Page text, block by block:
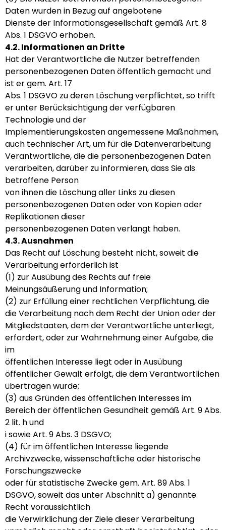
Daten wurden in Bezug auf angebotene
Dienste der Informationsgesellschaft gemäß Art. 8
Abs. 1 DSGVO erhoben.
4.2. Informationen an Dritte
Hat der Verantwortliche die Nutzer betreffenden
personenbezogenen Daten öffentlich gemacht und
ist er gem. Art. 17
Abs. 1 DSGVO zu deren Löschung verpflichtet, so trifft
er unter Berücksichtigung der verfügbaren
Technologie und der
Implementierungskosten angemessene Maßnahmen,
auch technischer Art, um für die Datenverarbeitung
Verantwortliche, die die personenbezogenen Daten
verarbeiten, darüber zu informieren, dass Sie als
betroffene Person
von ihnen die Löschung aller Links zu diesen
personenbezogenen Daten oder von Kopien oder
Replikationen dieser
personenbezogenen Daten verlangt haben.
4.3. Ausnahmen
Das Recht auf Löschung besteht nicht, soweit die
Verarbeitung erforderlich ist
(1) zur Ausübung des Rechts auf freie
Meinungsäußerung und Information;
(2) zur Erfüllung einer rechtlichen Verpflichtung, die
die Verarbeitung nach dem Recht der Union oder der
Mitgliedstaaten, dem der Verantwortliche unterliegt,
erfordert, oder zur Wahrnehmung einer Aufgabe, die
im
öffentlichen Interesse liegt oder in Ausübung
öffentlicher Gewalt erfolgt, die dem Verantwortlichen
übertragen wurde;
(3) aus Gründen des öffentlichen Interesses im
Bereich der öffentlichen Gesundheit gemäß Art. 9 Abs.
2 lit. h und
i sowie Art. 9 Abs. 3 DSGVO;
(4) für im öffentlichen Interesse liegende
Archivzwecke, wissenschaftliche oder historische
Forschungszwecke
oder für statistische Zwecke gem. Art. 89 Abs. 1
DSGVO, soweit das unter Abschnitt a) genannte
Recht voraussichtlich
die Verwirklichung der Ziele dieser Verarbeitung